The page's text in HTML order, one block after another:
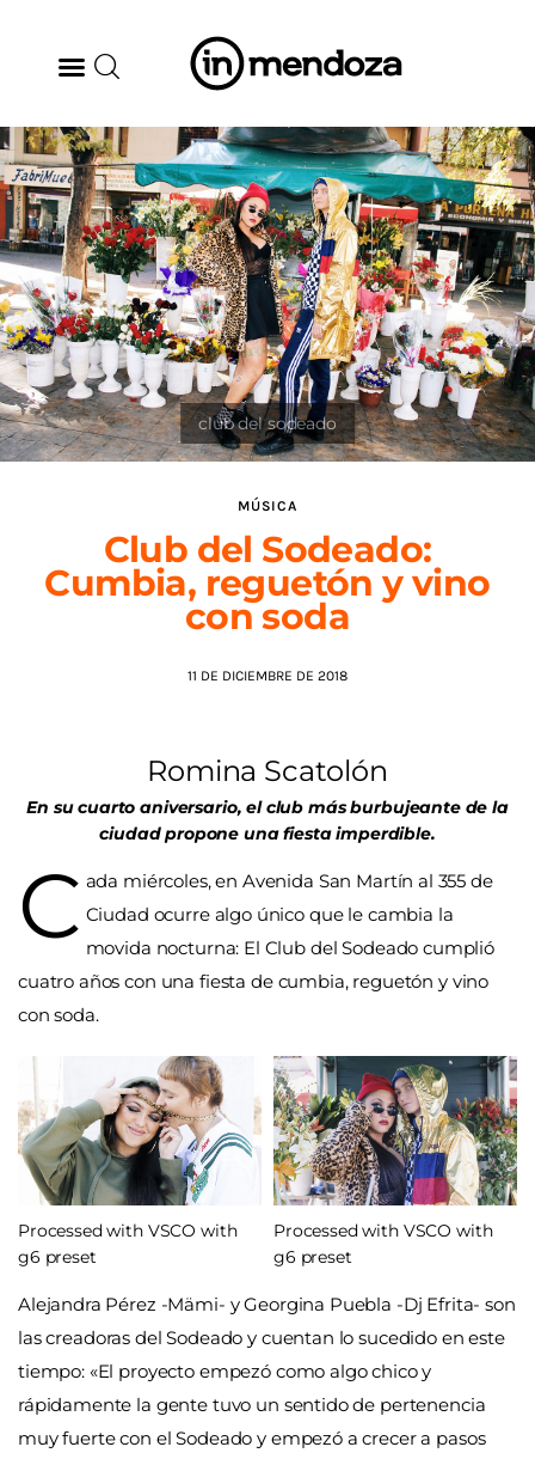
BODEGAS
GASTRONOMÍA
ARTE & CULTURA
MÚSICA
DÓNDE IR
TENDENCIAS
AGENDA
MÚSICA
Club del Sodeado:
Cumbia, reguetón y vino
con soda
11 DE DICIEMBRE DE 2018
Romina Scatolón
En su cuarto aniversario, el club más burbujeante de la
ciudad propone una fiesta imperdible.
C ada miércoles, en Avenida San Martín al 355 de
Ciudad ocurre algo único que le cambia la
movida nocturna: El Club del Sodeado cumplió
cuatro años con una fiesta de cumbia, reguetón y vino
con soda.
Processed with VSCO with
g6 preset
Processed with VSCO with
g6 preset
Alejandra Pérez -Mämi- y Georgina Puebla -Dj Efrita- son
las creadoras del Sodeado y cuentan lo sucedido en este
tiempo: «El proyecto empezó como algo chico y
rápidamente la gente tuvo un sentido de pertenencia
muy fuerte con el Sodeado y empezó a crecer a pasos